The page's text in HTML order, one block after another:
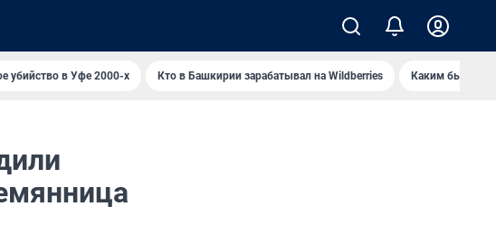
убийство в Уфе 2000-х Кто в Башкирии зарабатывал на Wildberries Каким было